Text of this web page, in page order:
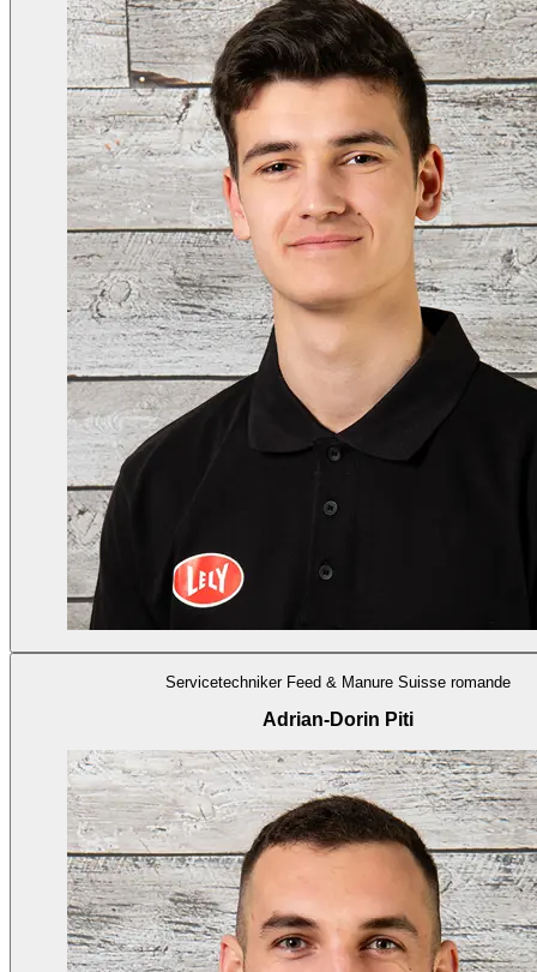
Servicetechniker Feed & Manure Suisse romande
Adrian-Dorin Piti